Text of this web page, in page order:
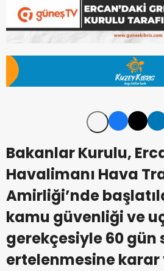
Bakanlar Kurulu,
Havalimanı Hava
Amirliği’nde
kamu güvenliği ve
gerekçesiyle 60 gün
ertelenmesine karar